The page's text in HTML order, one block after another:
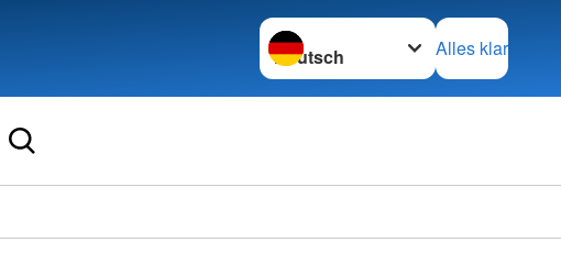
Sprache wechseln zu
Alles klar